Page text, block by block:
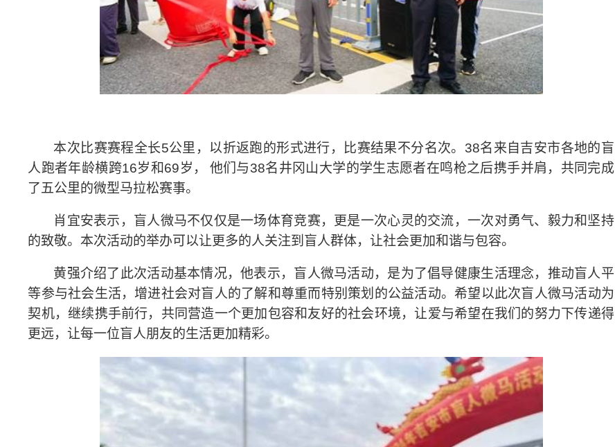
本次比赛赛程全长5公里，以折返跑的形式进行，比赛结果不分名次。 38名来自吉安市各地的盲
人跑者年龄横跨16岁和69岁， 他们与38名井冈山大学的学生志愿者在鸣枪之后携手并肩，共同完成
了五公里的微型马拉松赛事。
肖宜安表示，盲人微马不仅仅是一场体育竞赛，更是一次心灵的交流，一次对勇气、毅力和坚持
的致敬。本次活动的举办可以让更多的人关注到盲人群体，让社会更加和谐与包容。
黄强介绍了此次活动基本情况，他表示，盲人微马活动，是为了倡导健康生活理念，推动盲人平
等参与社会生活，增进社会对盲人的了解和尊重而特别策划的公益活动。希望以此次盲人微马活动为
契机，继续携手前行，共同营造一个更加包容和友好的社会环境，让爱与希望在我们的努力下传递得
更远，让每一位盲人朋友的生活更加精彩。